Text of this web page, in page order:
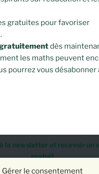
Gérer le consentement
gratuites pour favoriser
dès
les maths peuvent
pourrez vous désabonner
la newsletter et recevoir un
gratuit